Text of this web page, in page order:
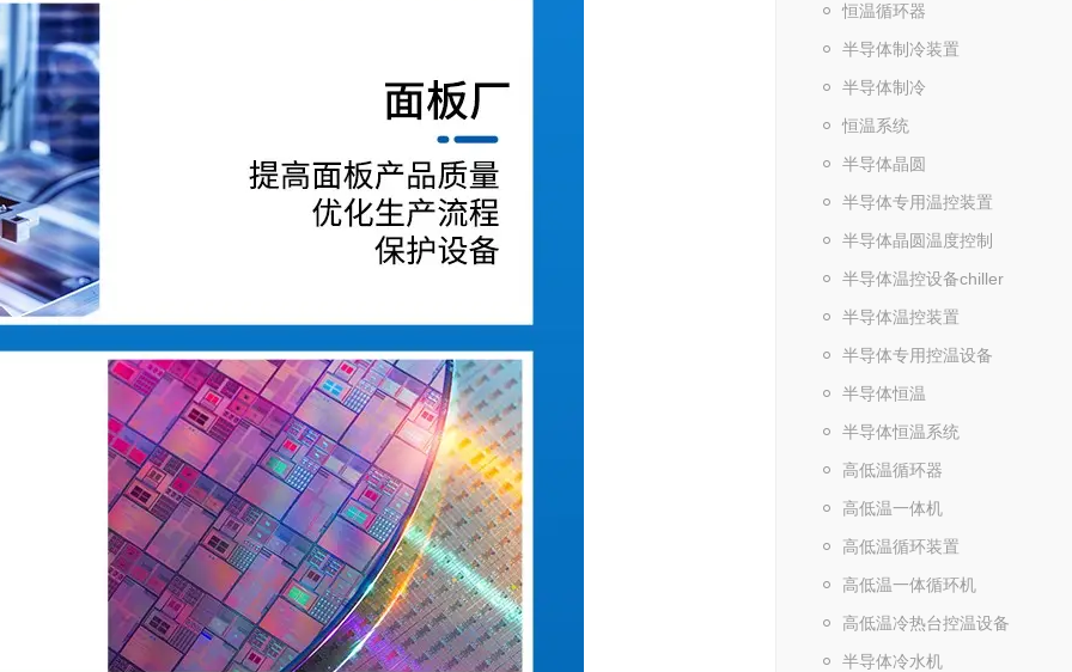
恒温循环器
半导体制冷装置
半导体制冷
恒温系统
半导体晶圆
半导体专用温控装置
半导体晶圆温度控制
半导体温控设备chiller
半导体温控装置
半导体专用控温设备
半导体恒温
半导体恒温系统
高低温循环器
高低温一体机
高低温循环装置
高低温一体循环机
高低温冷热台控温设备
半导体冷水机